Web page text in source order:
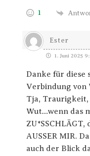
1
Ester
1. Juni 2025
Danke für diese
Verbindung von
Tja, Traurigkeit,
Wut…wenn das
AUSSER MIR.
auch der Blick